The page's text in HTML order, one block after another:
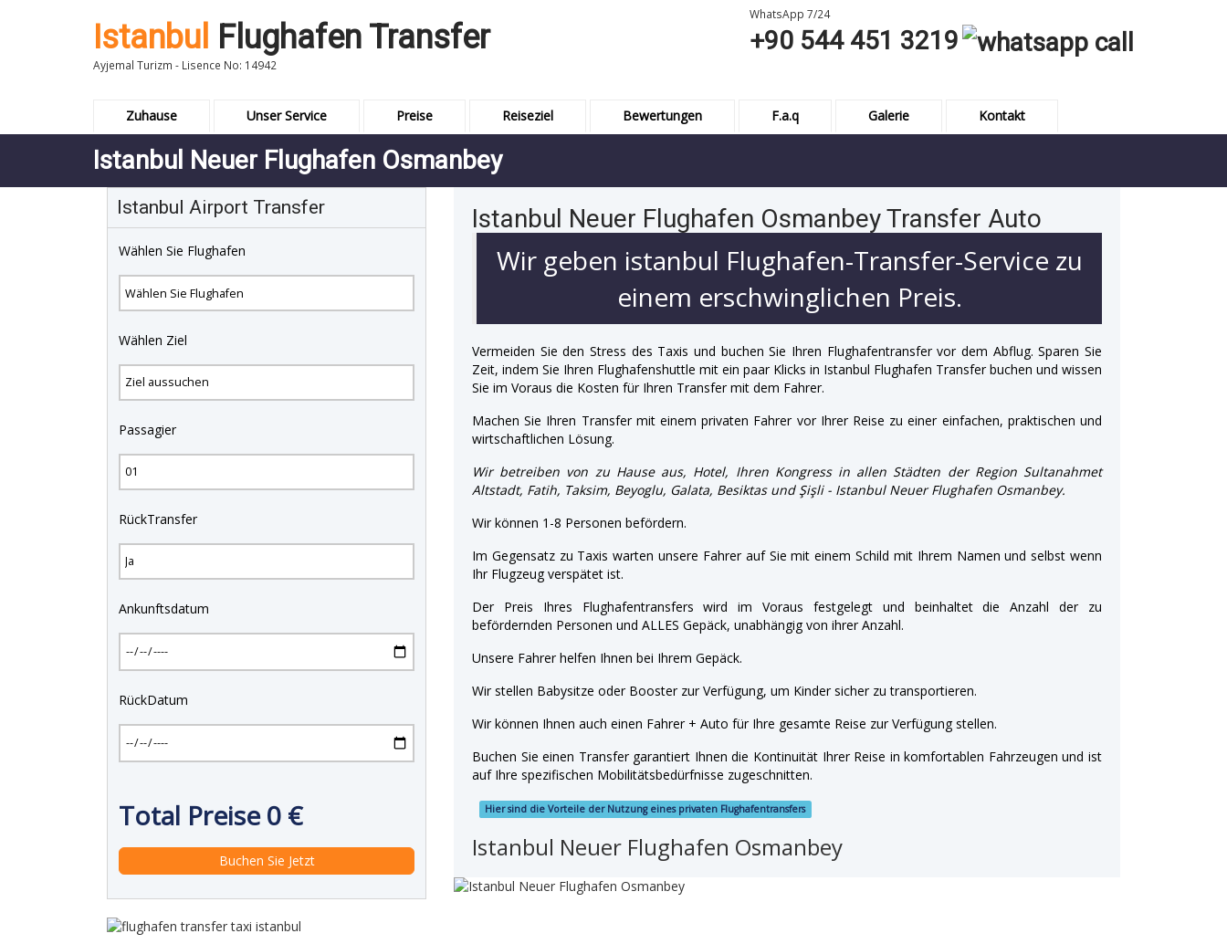
Istanbul Flughafen Transfer
Ayjemal Turizm - Lisence No: 14942
WhatsApp 7/24
+90 544 451 3219
Zuhause Unser Service Preise Reiseziel Bewertungen F.a.q Galerie Kontakt
Istanbul Neuer Flughafen Osmanbey
Istanbul Airport Transfer
Wählen Sie Flughafen
Wählen Ziel
Passagier
RückTransfer
Ankunftsdatum
RückDatum
Total Preise0 €
Istanbul Neuer Flughafen Osmanbey Transfer Auto
Wir geben istanbul Flughafen-Transfer-Service zu
einem erschwinglichen Preis.
Vermeiden Sie den Stress des Taxis und buchen Sie Ihren Flughafentransfer vor dem Abflug. Sparen Sie
Zeit, indem Sie Ihren Flughafenshuttle mit ein paar Klicks in Istanbul Flughafen Transfer buchen und wissen
Sie im Voraus die Kosten für Ihren Transfer mit dem Fahrer.
Machen Sie Ihren Transfer mit einem privaten Fahrer vor Ihrer Reise zu einer einfachen, praktischen und
wirtschaftlichen Lösung.
Wir betreiben von zu Hause aus, Hotel, Ihren Kongress in allen Städten der Region Sultanahmet
Altstadt, Fatih, Taksim, Beyoglu, Galata, Besiktas und Şişli - Istanbul Neuer Flughafen Osmanbey.
Wir können 1-8 Personen befördern.
Im Gegensatz zu Taxis warten unsere Fahrer auf Sie mit einem Schild mit Ihrem Namen und selbst wenn
Ihr Flugzeug verspätet ist.
Der Preis Ihres Flughafentransfers wird im Voraus festgelegt und beinhaltet die Anzahl der zu
befördernden Personen und ALLES Gepäck, unabhängig von ihrer Anzahl.
Unsere Fahrer helfen Ihnen bei Ihrem Gepäck.
Wir stellen Babysitze oder Booster zur Verfügung, um Kinder sicher zu transportieren.
Wir können Ihnen auch einen Fahrer + Auto für Ihre gesamte Reise zur Verfügung stellen.
Buchen Sie einen Transfer garantiert Ihnen die Kontinuität Ihrer Reise in komfortablen Fahrzeugen und ist
auf Ihre spezifischen Mobilitätsbedürfnisse zugeschnitten.
Hier sind die Vorteile der Nutzung eines privaten Flughafentransfers
Istanbul Neuer Flughafen Osmanbey